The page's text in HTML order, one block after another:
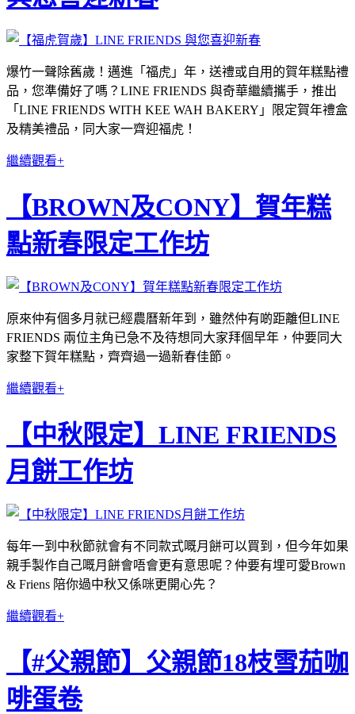
爆竹一聲除舊歲！邁進「福虎」年，送禮或自用的賀年糕點禮
品，您準備好了嗎？LINE FRIENDS 與奇華繼續攜手，推出
「LINE FRIENDS WITH KEE WAH BAKERY」限定賀年禮盒
及精美禮品，同大家一齊迎福虎！
繼續觀看+
【BROWN及CONY】賀年糕
點新春限定工作坊
原來仲有個多月就已經農曆新年到，雖然仲有啲距離但LINE
FRIENDS 兩位主角已急不及待想同大家拜個早年，仲要同大
家整下賀年糕點，齊齊過一過新春佳節。
繼續觀看+
【中秋限定】LINE FRIENDS
月餅工作坊
每年一到中秋節就會有不同款式嘅月餅可以買到，但今年如果
親手製作自己嘅月餅會唔會更有意思呢？仲要有埋可愛Brown
& Friens 陪你過中秋又係咪更開心先？
繼續觀看+
【#父親節】父親節18枝雪茄咖
啡蛋卷